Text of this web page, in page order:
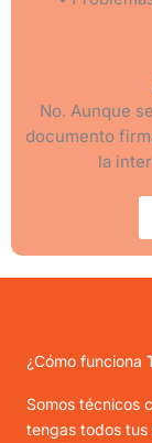
No. Aunque
documento
la
¿Cómo funciona
Somos técnicos
tengas todos tus